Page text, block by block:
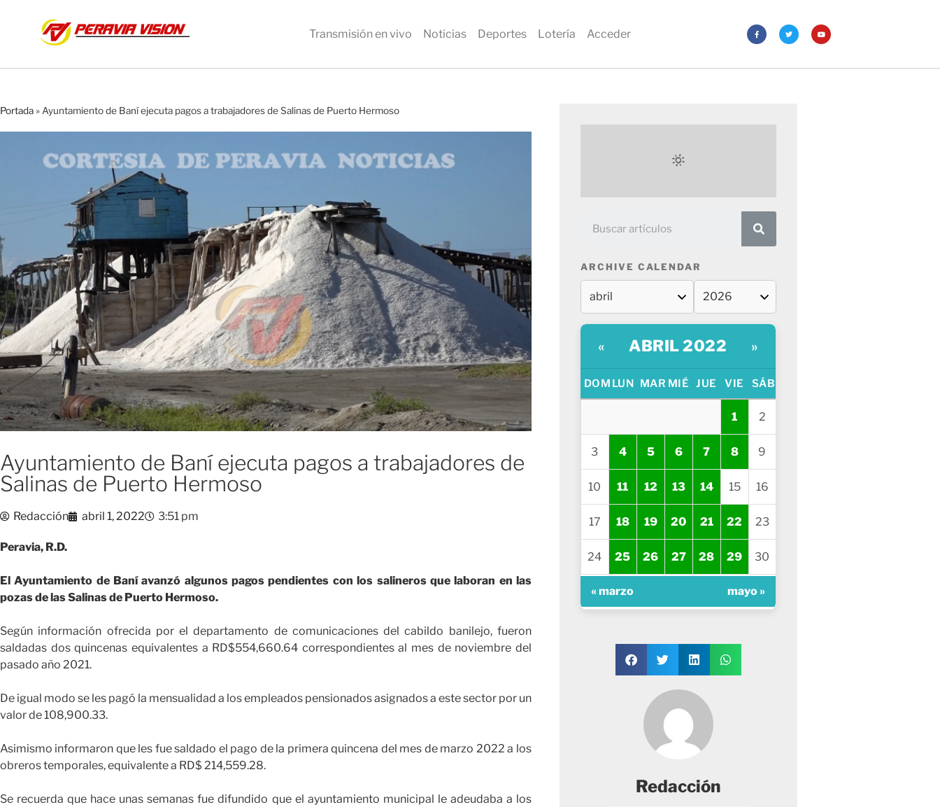
Transmisión en vivo Noticias Deportes Lotería Acceder
Portada»Ayuntamiento de Baní ejecuta pagos a trabajadores de Salinas de Puerto Hermoso
Ayuntamiento de Baní ejecuta pagos a trabajadores de
Salinas de Puerto Hermoso
Redacción abril 1, 2022 3:51 pm
Peravia, R.D.
El Ayuntamiento de Baní avanzó algunos pagos pendientes con los salineros que laboran en las
pozas de las Salinas de Puerto Hermoso.
Según información ofrecida por el departamento de comunicaciones del cabildo banilejo, fueron
saldadas dos quincenas equivalentes a RD$554,660.64 correspondientes al mes de noviembre del
pasado año 2021.
De igual modo se les pagó la mensualidad a los empleados pensionados asignados a este sector por un
valor de 108,900.33.
Asimismo informaron que les fue saldado el pago de la primera quincena del mes de marzo 2022 a los
obreros temporales, equivalente a RD$ 214,559.28.
Se recuerda que hace unas semanas fue difundido que el ayuntamiento municipal le adeudaba a los
ARCHIVE CALENDAR
« ABRIL 2022 »
DOM LUN MAR MIÉ JUE VIE SÁB
1 2
3 4 5 6 7 8 9
10 11 12 13 14 15 16
17 18 19 20 21 22 23
24 25 26 27 28 29 30
« marzo mayo »
Redacción